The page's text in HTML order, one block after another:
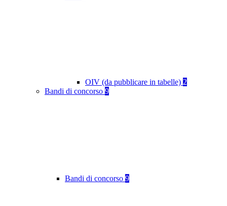
OIV (da pubblicare in tabelle) 2
Bandi di concorso 9
Bandi di concorso 9